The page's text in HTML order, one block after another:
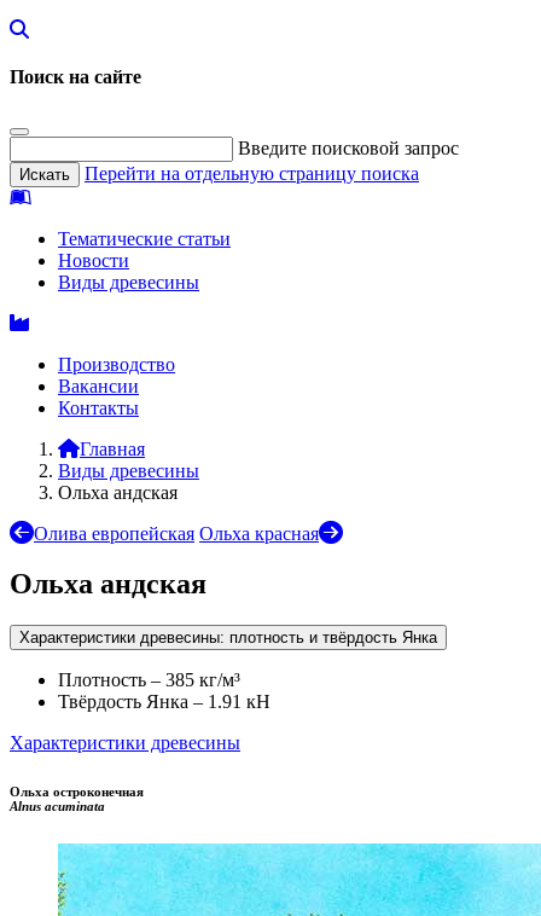
Поиск на сайте
Введите поисковой запрос
Перейти на отдельную страницу поиска
Тематические статьи
Новости
Виды древесины
Производство
Вакансии
Контакты
Главная
Виды древесины
Ольха андская
Олива европейская Ольха красная
Ольха андская
Характеристики древесины: плотность и твёрдость Янка
Плотность – 385 кг/м³
Твёрдость Янка – 1.91 кН
Характеристики древесины
Ольха остроконечная
Alnus acuminata